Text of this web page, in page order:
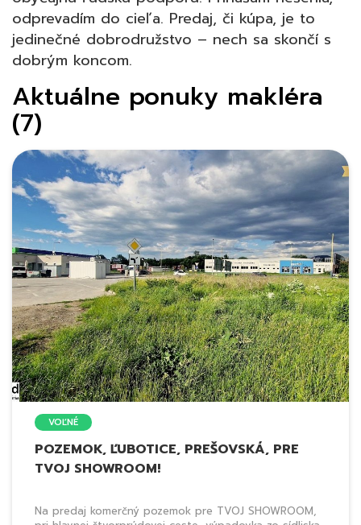
odprevadím do cieľa. Predaj, či kúpa, je to
jedinečné dobrodružstvo – nech sa skončí s
dobrým koncom.
Aktuálne ponuky makléra
(7)
VOĽNÉ
POZEMOK, ĽUBOTICE, PREŠOVSKÁ, PRE
TVOJ SHOWROOM!
Na predaj komerčný pozemok pre TVOJ SHOWROOM,